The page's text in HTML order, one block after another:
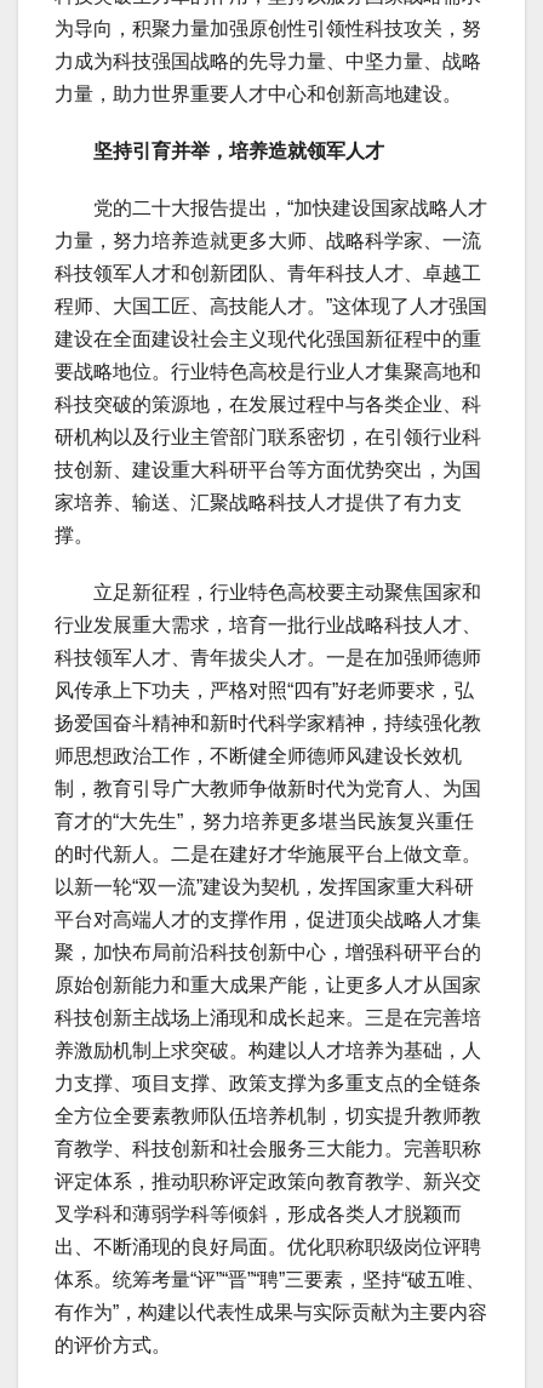
为导向，积聚力量加强原创性引领性科技攻关，努
力成为科技强国战略的先导力量、中坚力量、战略
力量，助力世界重要人才中心和创新高地建设。
坚持引育并举，培养造就领军人才
党的二十大报告提出，“加快建设国家战略人才
力量，努力培养造就更多大师、战略科学家、一流
科技领军人才和创新团队、青年科技人才、卓越工
程师、大国工匠、高技能人才。”这体现了人才强国
建设在全面建设社会主义现代化强国新征程中的重
要战略地位。行业特色高校是行业人才集聚高地和
科技突破的策源地，在发展过程中与各类企业、科
研机构以及行业主管部门联系密切，在引领行业科
技创新、建设重大科研平台等方面优势突出，为国
家培养、输送、汇聚战略科技人才提供了有力支
撑。
立足新征程，行业特色高校要主动聚焦国家和
行业发展重大需求，培育一批行业战略科技人才、
科技领军人才、青年拔尖人才。一是在加强师德师
风传承上下功夫，严格对照“四有”好老师要求，弘
扬爱国奋斗精神和新时代科学家精神，持续强化教
师思想政治工作，不断健全师德师风建设长效机
制，教育引导广大教师争做新时代为党育人、为国
育才的“大先生”，努力培养更多堪当民族复兴重任
的时代新人。二是在建好才华施展平台上做文章。
以新一轮“双一流”建设为契机，发挥国家重大科研
平台对高端人才的支撑作用，促进顶尖战略人才集
聚，加快布局前沿科技创新中心，增强科研平台的
原始创新能力和重大成果产能，让更多人才从国家
科技创新主战场上涌现和成长起来。三是在完善培
养激励机制上求突破。构建以人才培养为基础，人
力支撑、项目支撑、政策支撑为多重支点的全链条
全方位全要素教师队伍培养机制，切实提升教师教
育教学、科技创新和社会服务三大能力。完善职称
评定体系，推动职称评定政策向教育教学、新兴交
叉学科和薄弱学科等倾斜，形成各类人才脱颖而
出、不断涌现的良好局面。优化职称职级岗位评聘
体系。统筹考量“评”“晋”“聘”三要素，坚持“破五唯、
有作为”，构建以代表性成果与实际贡献为主要内容
的评价方式。